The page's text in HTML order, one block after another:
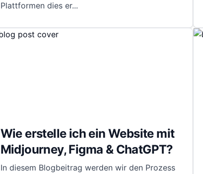
Plattformen dies er...
Wie erstelle ich ein Website mit
Midjourney, Figma & ChatGPT?
In diesem Blogbeitrag werden wir den Prozess